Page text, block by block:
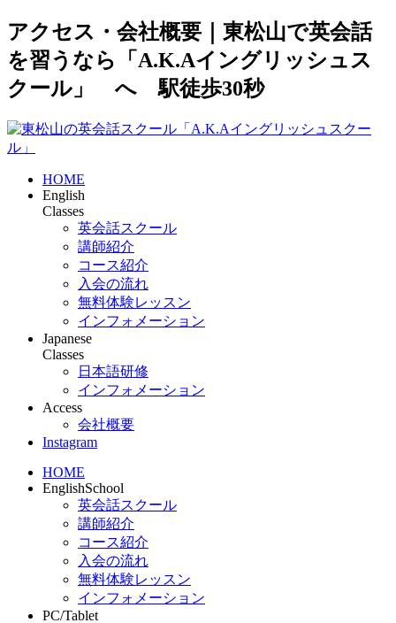
アクセス・会社概要｜東松山で英会話
を習うなら「A.K.Aイングリッシュス
クール」 へ 駅徒歩30秒
HOME
English
Classes
英会話スクール
講師紹介
コース紹介
入会の流れ
無料体験レッスン
インフォメーション
Japanese
Classes
日本語研修
インフォメーション
Access
会社概要
Instagram
HOME
EnglishSchool
英会話スクール
講師紹介
コース紹介
入会の流れ
無料体験レッスン
インフォメーション
PC/Tablet